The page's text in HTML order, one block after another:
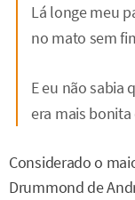
Lá longe meu
no mato sem
E eu não sabia
era mais bonita
Considerado o
Drummond de